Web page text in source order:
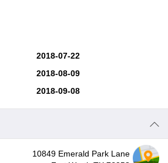
2018-07-22
2018-08-09
2018-09-08
10849 Emerald Park Lane